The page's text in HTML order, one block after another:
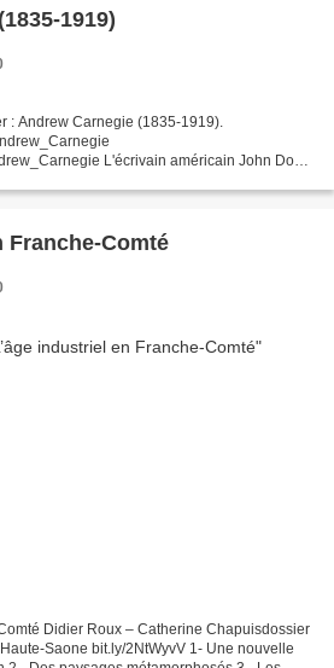
1919)
: Andrew Carnegie (1835-1919).
L'écrivain américain John Dos
Franche-Comté
Didier Roux – Catherine Chapuisdossier
Saone bit.ly/2NtWyvV 1- Une nouvelle